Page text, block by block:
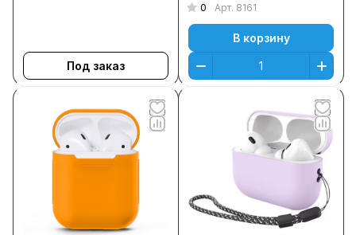
Под заказ
0 Арт. 8161
В корзину